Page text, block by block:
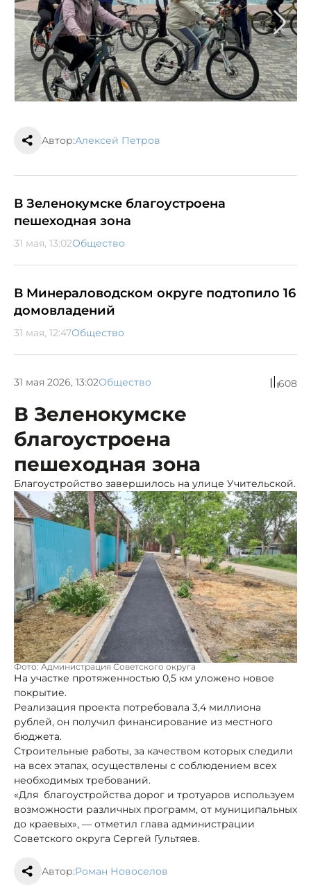
Автор:Алексей Петров
В Зеленокумске благоустроена
пешеходная зона
31 мая, 13:02Общество
В Минераловодском округе подтопило 16
домовладений
31 мая, 12:47Общество
31 мая 2026, 13:02Общество 608
В Зеленокумске
благоустроена
пешеходная зона
Благоустройство завершилось на улице Учительской.
Фото: Администрация Советского округа
На участке протяженностью 0,5 км уложено новое
покрытие.
Реализация проекта потребовала 3,4 миллиона
рублей, он получил финансирование из местного
бюджета.
Строительные работы, за качеством которых следили
на всех этапах, осуществлены с соблюдением всех
необходимых требований.
«Для благоустройства дорог и тротуаров используем
возможности различных программ, от муниципальных
до краевых», — отметил глава администрации
Советского округа Сергей Гультяев.
Автор:Роман Новоселов